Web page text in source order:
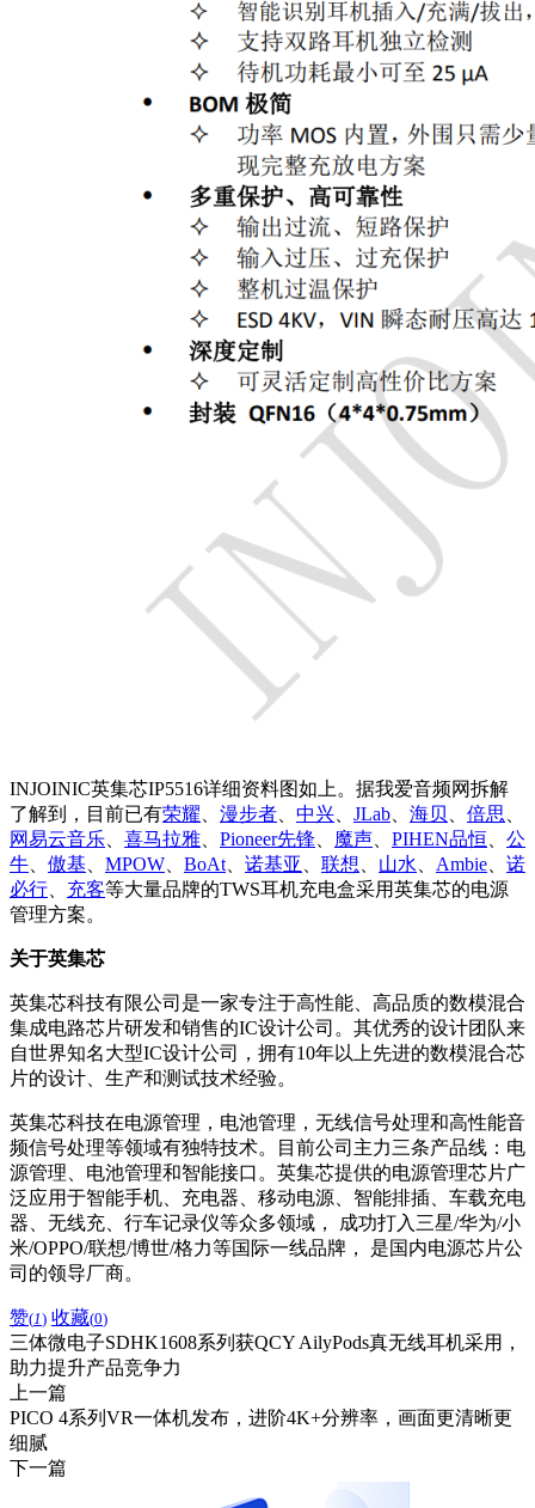
INJOINIC英集芯IP5516详细资料图如上。据我爱音频网拆解
了解到，目前已有荣耀 漫步者 中兴 JLab 海贝 倍思
网易云音乐
喜马拉雅 Pioneer先锋 魔声 PIHEN品恒
公
牛
傲基 MPOW BoAt 诺基亚 联想 山水 Ambie
诺
必行
充客等大量品牌的TWS耳机充电盒采用英集芯的电源
管理方案。
关于英集芯
英集芯科技有限公司是一家专注于高性能、高品质的数模混合
集成电路芯片研发和销售的IC设计公司。其优秀的设计团队来
自世界知名大型IC设计公司，拥有10年以上先进的数模混合芯
片的设计、生产和测试技术经验。
英集芯科技在电源管理，电池管理，无线信号处理和高性能音
频信号处理等领域有独特技术。目前公司主力三条产品线：电
源管理、电池管理和智能接口。英集芯提供的电源管理芯片广
泛应用于智能手机、充电器、移动电源、智能排插、车载充电
器、无线充、行车记录仪等众多领域， 成功打入三星/华为/小
米/OPPO/联想/博世/格力等国际一线品牌， 是国内电源芯片公
司的领导厂商。
赞(1) 收藏(0)
三体微电子SDHK1608系列获QCY AilyPods真无线耳机采用，
助力提升产品竞争力
上一篇
PICO 4系列VR一体机发布，进阶4K+分辨率，画面更清晰更
细腻
下一篇